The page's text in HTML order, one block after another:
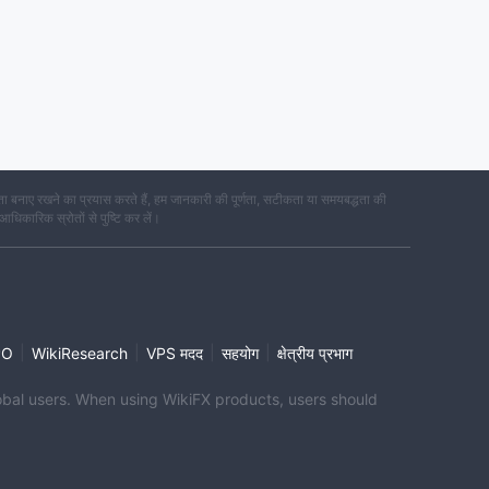
रखने का प्रयास करते हैं, हम जानकारी की पूर्णता, सटीकता या समयबद्धता की
स्रोतों से पुष्टि कर लें।
WikiResearch VPS मदद सहयोग क्षेत्रीय प्रभाग
users. When using WikiFX products, users should